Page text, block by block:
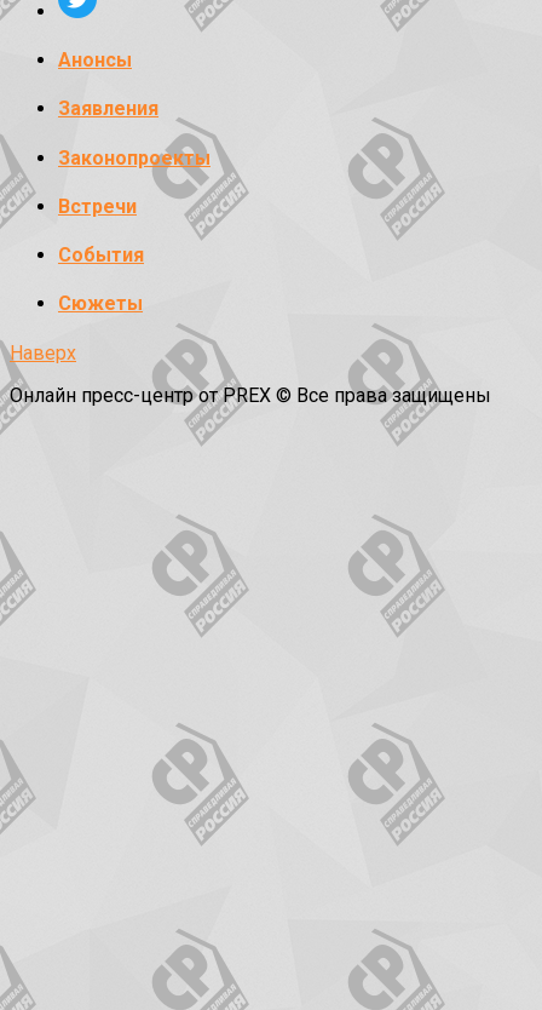
Анонсы
Заявления
Законопроекты
Встречи
События
Сюжеты
Наверх
Онлайн пресс-центр от PREX © Все права защищены